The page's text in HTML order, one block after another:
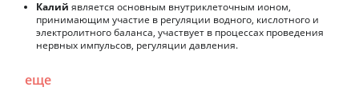
Калий является основным внутриклеточным ионом,
принимающим участие в регуляции водного, кислотного и
электролитного баланса, участвует в процессах проведения
нервных импульсов, регуляции давления.
еще